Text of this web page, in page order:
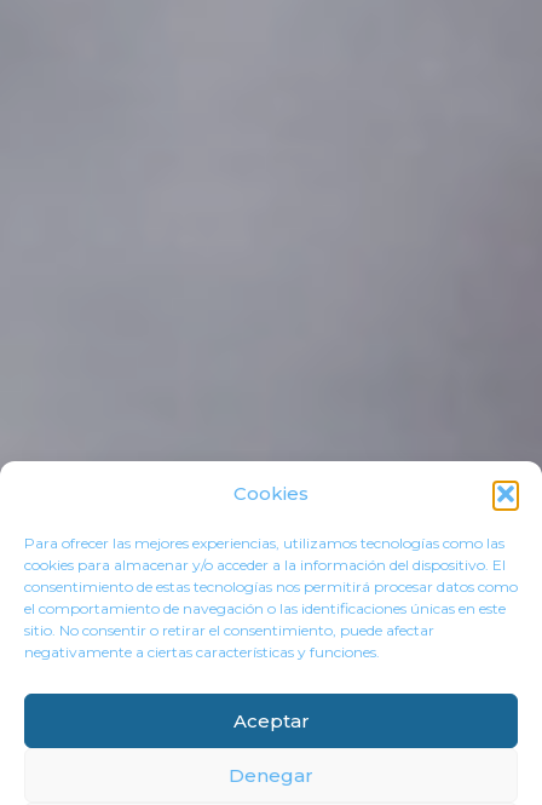
Cookies
Para ofrecer las mejores experiencias, utilizamos tecnologías como las
cookies para almacenar y/o acceder a la información del dispositivo. El
consentimiento de estas tecnologías nos permitirá procesar datos como
el comportamiento de navegación o las identificaciones únicas en este
sitio. No consentir o retirar el consentimiento, puede afectar
negativamente a ciertas características y funciones.
Aceptar
Denegar